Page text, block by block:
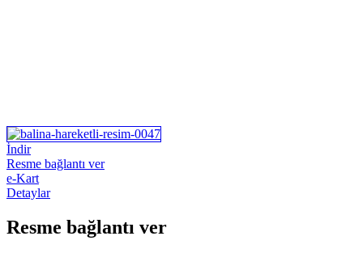
İndir
Resme bağlantı ver
e-Kart
Detaylar
Resme bağlantı ver